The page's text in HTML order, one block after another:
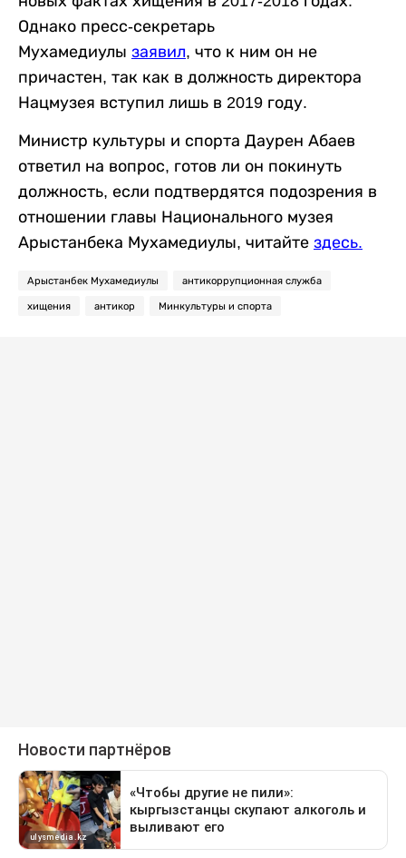
Однако пресс-секретарь
Мухамедиулы заявил, что к ним он не
причастен, так как в должность директора
Нацмузея вступил лишь в 2019 году.
Министр культуры и спорта Даурен Абаев
ответил на вопрос, готов ли он покинуть
должность, если подтвердятся подозрения в
отношении главы Национального музея
Арыстанбека Мухамедиулы, читайте здесь.
Арыстанбек Мухамедиулы антикоррупционная служба
хищения антикор Минкультуры и спорта